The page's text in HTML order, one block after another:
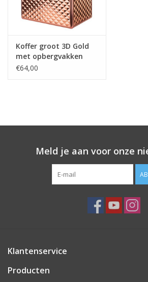
Koffer groot 3D Gold
met opbergvakken
€64,00
Meld je aan voor onze
Klantenservice
Producten